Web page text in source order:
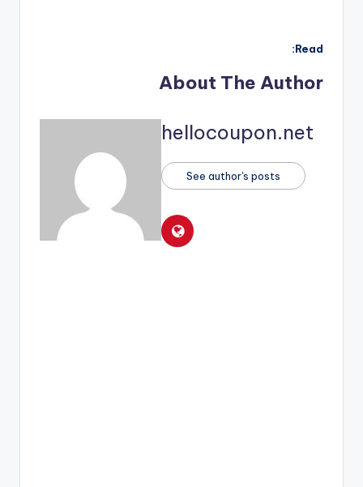
Read:
About The Author
hellocoupon.net
See author's posts